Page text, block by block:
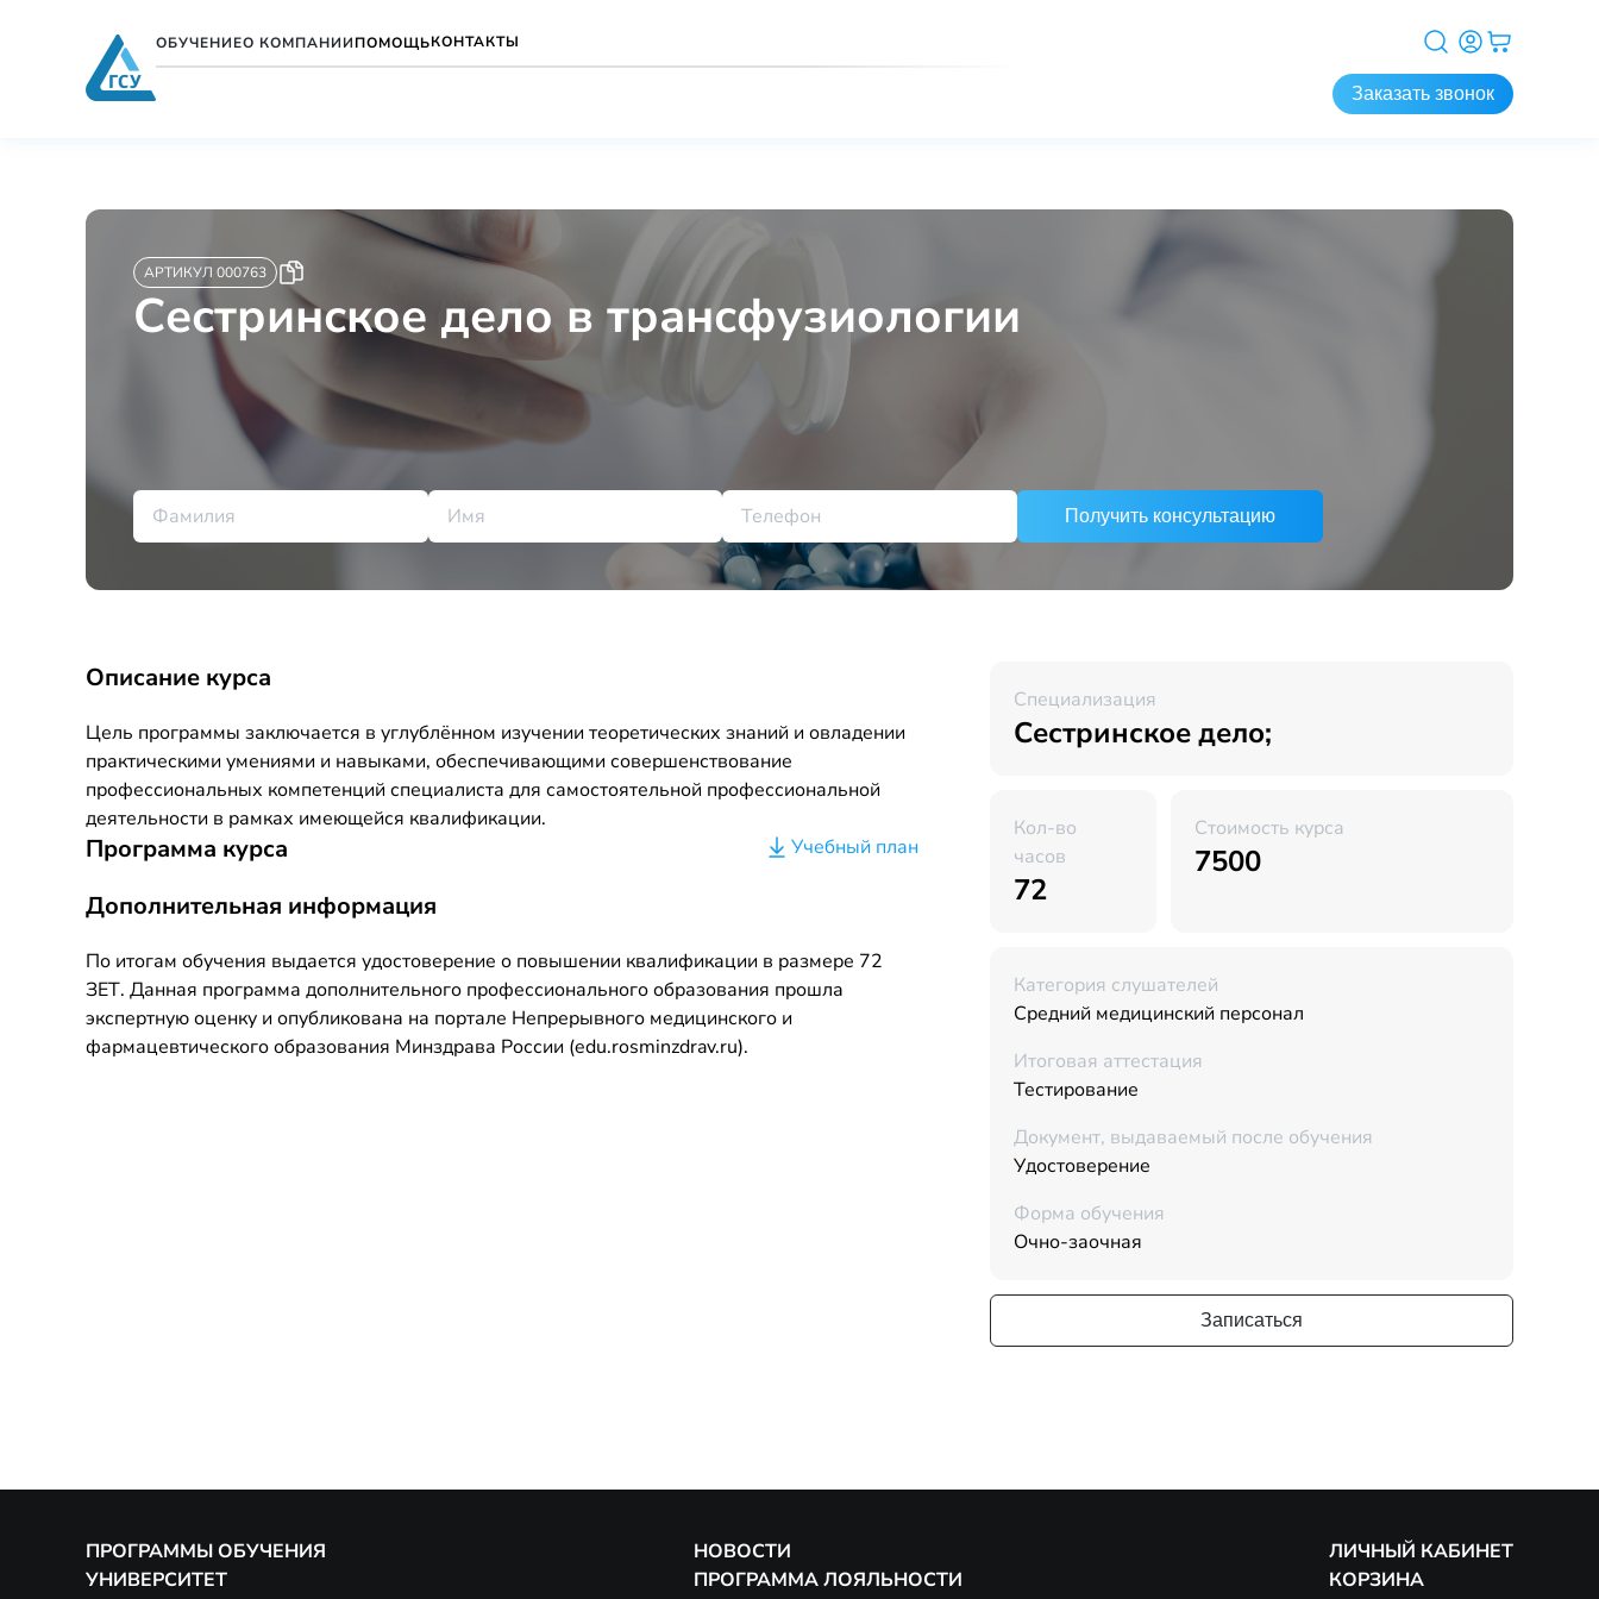
ОБУЧЕНИЕО КОМПАНИИПОМОЩЬКОНТАКТЫ
Заказать звонок
АРТИКУЛ 000763
Сестринское дело в трансфузиологии
Получить консультацию
Описание курса
Цель программы заключается в углублённом изучении теоретических знаний и овладении
практическими умениями и навыками, обеспечивающими совершенствование
профессиональных компетенций специалиста для самостоятельной профессиональной
деятельности в рамках имеющейся квалификации.
Программа курса Учебный план
Дополнительная информация
По итогам обучения выдается удостоверение о повышении квалификации в размере 72
ЗЕТ. Данная программа дополнительного профессионального образования прошла
экспертную оценку и опубликована на портале Непрерывного медицинского и
фармацевтического образования Минздрава России (edu.rosminzdrav.ru).
Специализация
Сестринское дело;
Кол-во
часов
72
Стоимость курса
7500
Категория слушателей
Средний медицинский персонал
Итоговая аттестация
Тестирование
Документ, выдаваемый после обучения
Удостоверение
Форма обучения
Очно-заочная
Записаться
ПРОГРАММЫ ОБУЧЕНИЯ
УНИВЕРСИТЕТ
НОВОСТИ
ПРОГРАММА ЛОЯЛЬНОСТИ
ЛИЧНЫЙ КАБИНЕТ
КОРЗИНА